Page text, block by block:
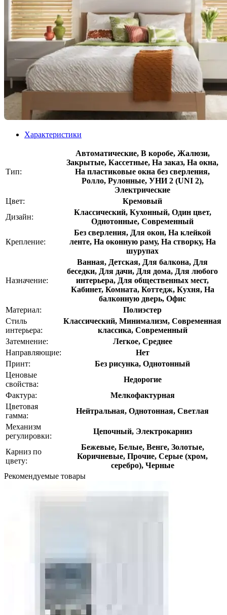
Характеристики
Тип:
Автоматические, В коробе, Жалюзи,
Закрытые, Кассетные, На заказ, На окна,
На пластиковые окна без сверления,
Ролло, Рулонные, УНИ 2 (UNI 2),
Электрические
Цвет:
Кремовый
Дизайн:
Классический, Кухонный, Один цвет,
Однотонные, Современный
Крепление:
Без сверления, Для окон, На клейкой
ленте, На оконную раму, На створку, На
шурупах
Назначение:
Ванная, Детская, Для балкона, Для
беседки, Для дачи, Для дома, Для любого
интерьера, Для общественных мест,
Кабинет, Комната, Коттедж, Кухня, На
балконную дверь, Офис
Материал:
Полиэстер
Стиль
интерьера:
Классический, Минимализм, Современная
классика, Современный
Затемнение:
Легкое, Среднее
Направляющие:
Нет
Принт:
Без рисунка, Однотонный
Ценовые
свойства:
Недорогие
Фактура:
Мелкофактурная
Цветовая
гамма:
Нейтральная, Однотонная, Светлая
Механизм
регулировки:
Цепочный, Электрокарниз
Карниз по
цвету:
Бежевые, Белые, Венге, Золотые,
Коричневые, Прочие, Серые (хром,
серебро), Черные
Рекомендуемые товары